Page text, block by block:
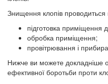
Знищення клопів проводиться
підготовка приміщення
обробка приміщення;
провітрювання і
Нижче ви можете докладніше
ефективної боротьби проти